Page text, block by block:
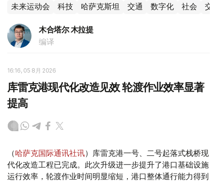
未来运动会 科技 哈萨克斯坦 交通 数字化 社会 交
木合塔尔 木拉提
编译
16:16, 05 8月 2026
库雷克港现代化改造见效 轮渡作业效率显著
提高
（哈萨克国际通讯社讯）库雷克港一号、二号起落式栈桥现
代化改造工程已完成。此次升级进一步提升了港口基础设施
运行效率，轮渡作业时间明显缩短，港口整体通行能力得到